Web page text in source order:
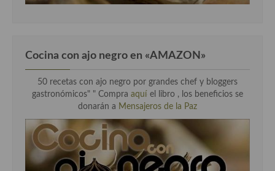
Cocina con ajo negro en «AMAZON»
50 recetas con ajo negro por grandes chef y bloggers
gastronómicos" " Compra aquí el libro , los beneficios se
donarán a Mensajeros de la Paz